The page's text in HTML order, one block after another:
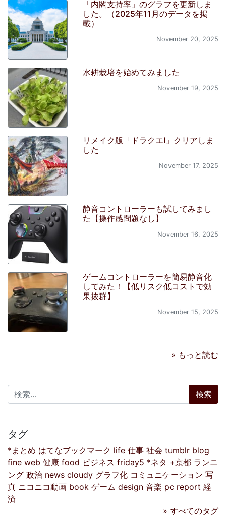
「内閣支持率」のグラフを更新しま
した。（2025年11月のデータを掲
載）
November 20, 2025
水耕栽培を始めてみました
November 19, 2025
リメイク版「ドラクエI」クリアしま
した
November 17, 2025
静音コントローラーも試してみまし
た【操作感問題なし】
November 16, 2025
ゲームコントローラーを簡易静音化
してみた！【低リスク低コストで効
果抜群】
November 15, 2025
» もっと読む
検索:
タグ
*まとめ はてなブックマーク life 仕事 社会 tumblr blog
fine web 健康 food ビジネス friday5 *ネタ +京都 ランニ
ング 政治 news cloudy グラフ化 コミュニケーション 写
真 ニコニコ動画 book ゲーム design 音楽 pc report 経
済
» すべてのタグ